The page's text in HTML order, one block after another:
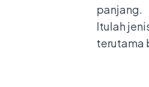
panjang.
Itulah
terutama